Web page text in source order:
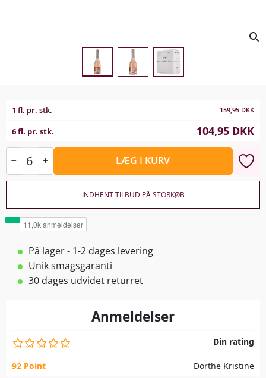
1 fl. pr. stk. 159,95 DKK
6 fl. pr. stk. 104,95 DKK
LÆG I KURV
INDHENT TILBUD PÅ STORKØB
På lager - 1-2 dages levering
Unik smagsgaranti
30 dages udvidet returret
Anmeldelser
Din rating
92 Point Dorthe Kristine